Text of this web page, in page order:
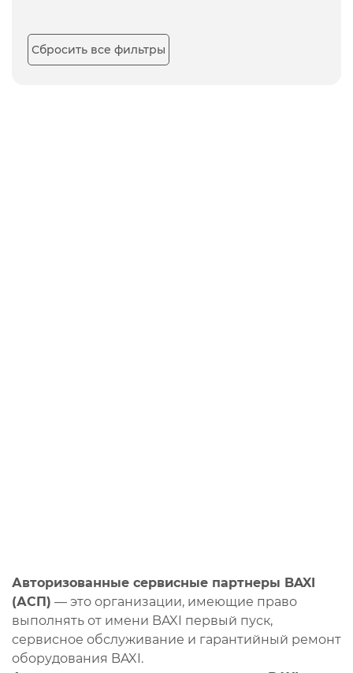
Сбросить все фильтры
Авторизованные сервисные партнеры BAXI
(АСП) — это организации, имеющие право
выполнять от имени BAXI первый пуск,
сервисное обслуживание и гарантийный ремонт
оборудования BAXI.